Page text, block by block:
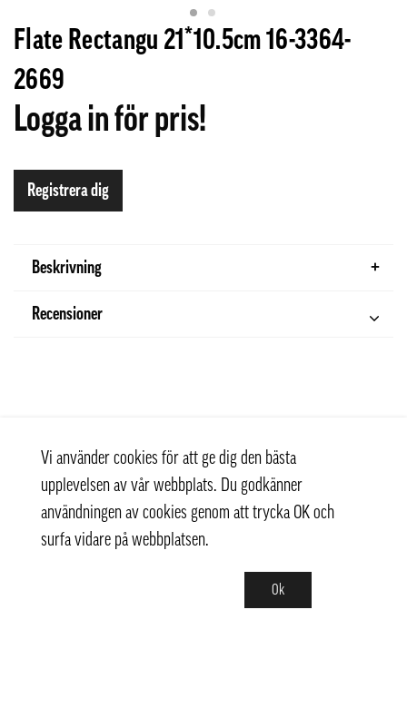
Flate Rectangu 21*10.5cm 16-3364-
2669
Logga in för pris!
Registrera dig
Beskrivning
Recensioner
Vi använder cookies för att ge dig den bästa
upplevelsen av vår webbplats. Du godkänner
användningen av cookies genom att trycka OK och
surfa vidare på webbplatsen.
Ok